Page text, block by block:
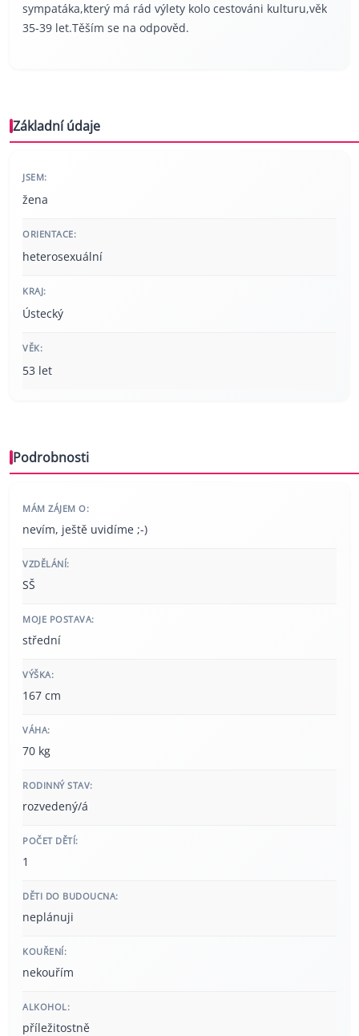
sympatáka,který má rád výlety kolo cestováni kulturu,věk
35-39 let.Těším se na odpověd.
Základní údaje
JSEM:
žena
ORIENTACE:
heterosexuální
KRAJ:
Ústecký
VĚK:
53 let
Podrobnosti
MÁM ZÁJEM O:
nevím, ještě uvidíme ;-)
VZDĚLÁNÍ:
SŠ
MOJE POSTAVA:
střední
VÝŠKA:
167 cm
VÁHA:
70 kg
RODINNÝ STAV:
rozvedený/á
POČET DĚTÍ:
1
DĚTI DO BUDOUCNA:
neplánuji
KOUŘENÍ:
nekouřím
ALKOHOL:
příležitostně